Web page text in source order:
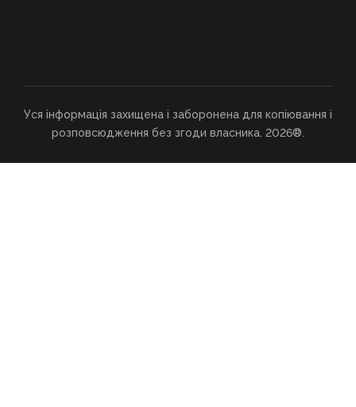
Уся інформація захищена і заборонена для копіювання і
розповсюдження без згоди власника. 2026®.